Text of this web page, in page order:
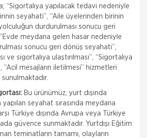
“Sigortalıya yapılacak tedavi nedeniyle
seyahati”, “Aile üyelerinden birinin
durdurulması sonucu geri
meydana gelen hasar nedeniyle
sonucu geri dönüş seyahati”,
ve sigortalıya ulaştırılması”, “Sigortalıya
“Acil mesajların iletilmesi” hizmetleri
Bu ürünümüz, yurt dışında
seyahat sırasında meydana
Türkiye dışında Avrupa veya Türkiye
güvence sunmaktadır. Yurtdışı Eğitim
teminatların tamamı, olayların